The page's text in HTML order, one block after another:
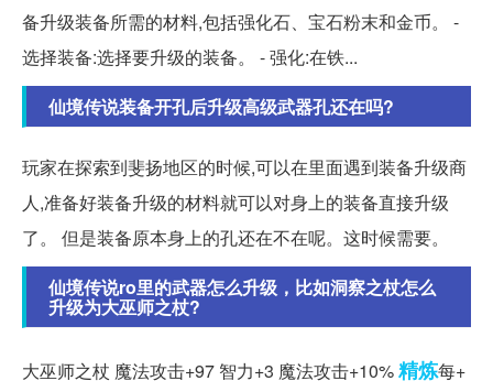
备升级装备所需的材料,包括强化石、宝石粉末和金币。 -
选择装备:选择要升级的装备。 - 强化:在铁...
仙境传说装备开孔后升级高级武器孔还在吗?
玩家在探索到斐扬地区的时候,可以在里面遇到装备升级商
人,准备好装备升级的材料就可以对身上的装备直接升级
了。 但是装备原本身上的孔还在不在呢。这时候需要。
仙境传说ro里的武器怎么升级，比如洞察之杖怎么
升级为大巫师之杖?
大巫师之杖 魔法攻击+97 智力+3 魔法攻击+10%精炼每+